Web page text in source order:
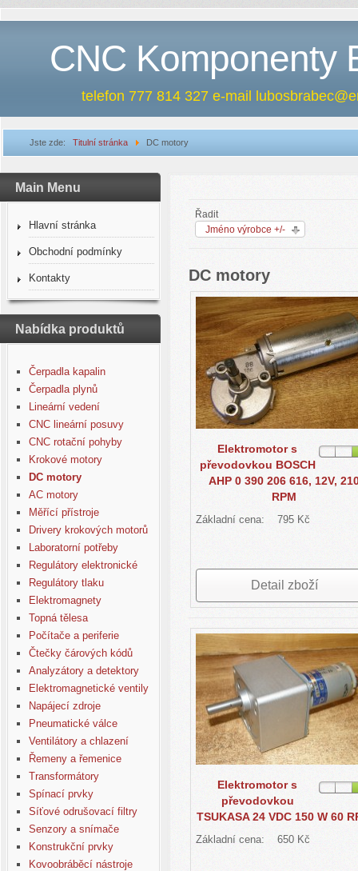
CNC Komponenty
telefon 777 814 327 e-mail
Jste zde: Titulní stránka DC motory
Main Menu
Hlavní stránka
Obchodní podmínky
Kontakty
Nabídka produktů
Čerpadla kapalin
Čerpadla plynů
Lineární vedení
CNC lineární posuvy
CNC rotační pohyby
Krokové motory
DC motory
AC motory
Měřící přístroje
Drivery krokových motorů
Laboratorní potřeby
Regulátory elektronické
Regulátory tlaku
Elektromagnety
Topná tělesa
Počítače a periferie
Čtečky čárových kódů
Analyzátory a detektory
Elektromagnetické ventily
Napájecí zdroje
Pneumatické válce
Ventilátory a chlazení
Řemeny a řemenice
Transformátory
Spínací prvky
Síťové odrušovací filtry
Senzory a snímače
Konstrukční prvky
Kovoobráběcí nástroje
Řadit
Jméno výrobce +/-
DC motory
Elektromotor s
převodovkou BOSCH
AHP 0 390 206 616, 12V,
RPM
Základní cena: 795 Kč
Detail zboží
Elektromotor s
převodovkou
TSUKASA 24 VDC 150 W 60
Základní cena: 650 Kč